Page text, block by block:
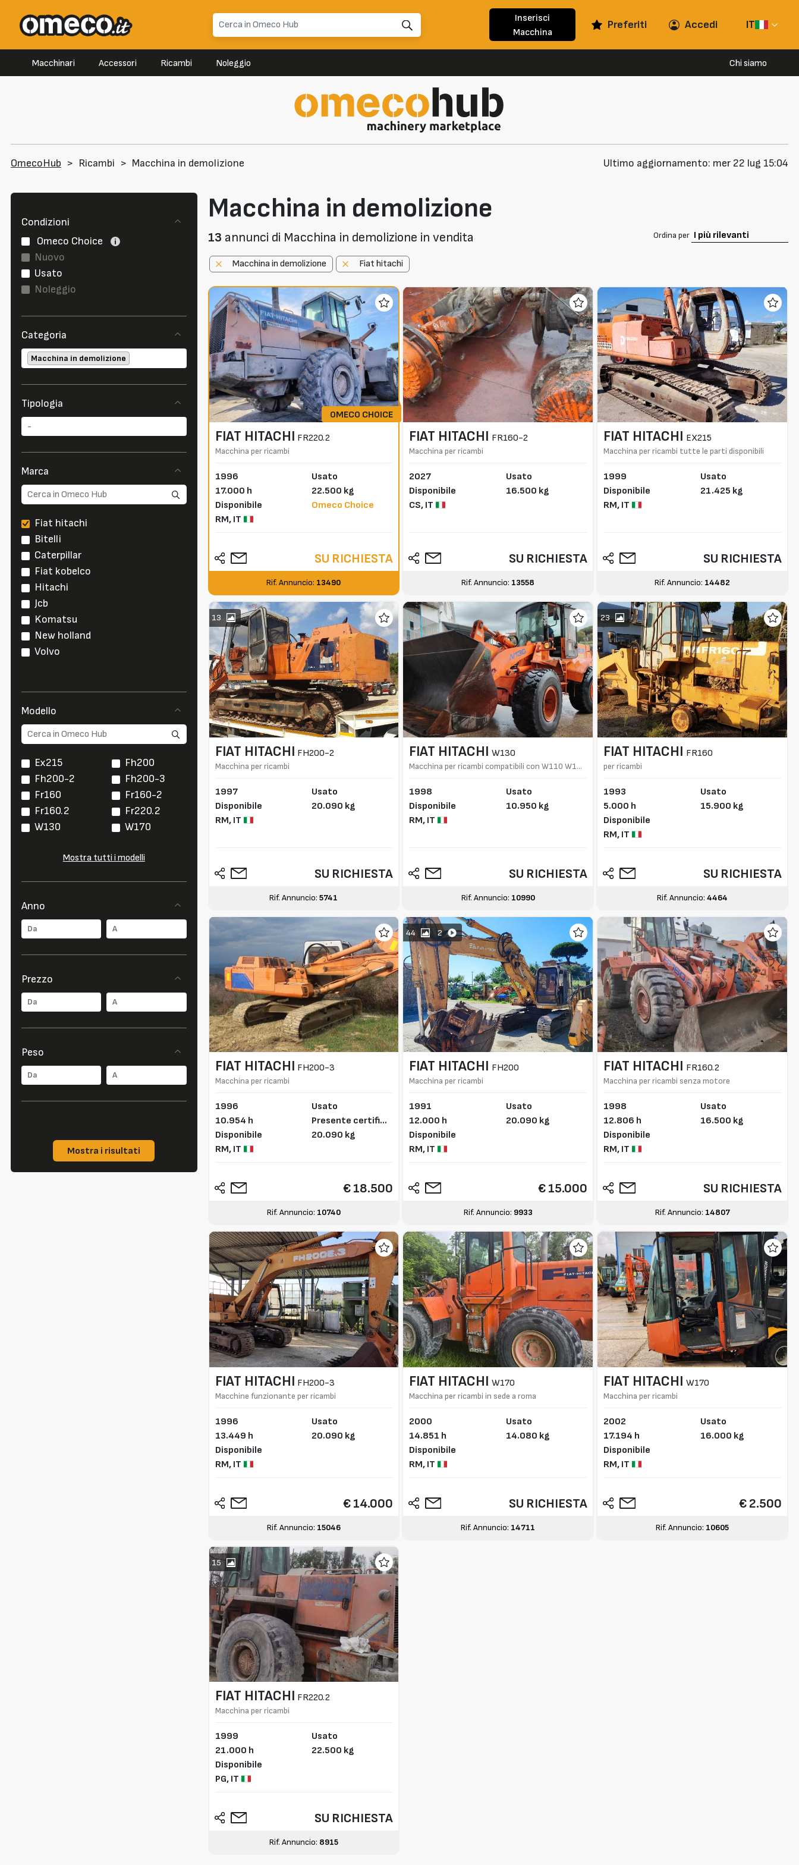
Inserisci
Macchina
Preferiti Accedi IT
Macchinari Accessori Ricambi Noleggio Chi siamo
OmecoHub > Ricambi > Macchina in demolizione Ultimo aggiornamento: mer 22 lug 15:04
Condizioni
Omeco Choice
Nuovo
Usato
Noleggio
Categoria
Macchina in demolizione
Tipologia
Marca
Fiat hitachi
Bitelli
Caterpillar
Fiat kobelco
Hitachi
Jcb
Komatsu
New holland
Volvo
Modello
Ex215
Fh200
Fh200-2
Fh200-3
Fr160
Fr160-2
Fr160.2
Fr220.2
W130
W170
Mostra tutti i modelli
Anno
Prezzo
Peso
Mostra i risultati
Macchina in demolizione
13 annunci di Macchina in demolizione in vendita Ordina per
Macchina in demolizione Fiat hitachi
OMECO CHOICE
FIAT HITACHI FR220.2
Macchina per ricambi
1996
17.000 h
Disponibile
RM,IT
Usato
22.500 kg
Omeco Choice
SU RICHIESTA
Rif. Annuncio: 13490
FIAT HITACHI FR160-2
Macchina per ricambi
2027
Disponibile
CS, IT
Usato
16.500 kg
SU RICHIESTA
Rif. Annuncio: 13558
FIAT HITACHI EX215
Macchina per ricambi tutte le parti disponibili
1999
Disponibile
RM, IT
Usato
21.425 kg
SU RICHIESTA
Rif. Annuncio: 14482
13
FIAT HITACHI FH200-2
Macchina per ricambi
1997
Disponibile
RM,IT
Usato
20.090 kg
SU RICHIESTA
Rif. Annuncio:5741
FIAT HITACHI W130
Macchina per ricambi compatibili con W110 W130
1998
Disponibile
RM, IT
Usato
10.950 kg
SU RICHIESTA
Rif. Annuncio: 10990
23
FIAT HITACHI FR160
per ricambi
1993
5.000 h
Disponibile
RM, IT
Usato
15.900 kg
SU RICHIESTA
Rif. Annuncio:4464
FIAT HITACHI FH200-3
Macchina per ricambi
1996
10.954 h
Disponibile
RM,IT
Usato
Presente certifica
to CE
20.090 kg
€ 18.500
Rif. Annuncio: 10740
44 2
FIAT HITACHI FH200
Macchina per ricambi
1991
12.000 h
Disponibile
RM, IT
Usato
20.090 kg
€ 15.000
Rif. Annuncio: 9933
FIAT HITACHI FR160.2
Macchina per ricambi senza motore
1998
12.806 h
Disponibile
RM, IT
Usato
16.500 kg
SU RICHIESTA
Rif. Annuncio: 14807
FIAT HITACHI FH200-3
Macchine funzionante per ricambi
1996
13.449 h
Disponibile
RM,IT
Usato
20.090 kg
€ 14.000
Rif. Annuncio: 15046
FIAT HITACHI W170
Macchina per ricambi in sede a roma
2000
14.851 h
Disponibile
RM, IT
Usato
14.080 kg
SU RICHIESTA
Rif. Annuncio: 14711
FIAT HITACHI W170
Macchina per ricambi
2002
17.194 h
Disponibile
RM, IT
Usato
16.000 kg
€ 2.500
Rif. Annuncio: 10605
15
FIAT HITACHI FR220.2
Macchina per ricambi
1999
21.000 h
Disponibile
PG,IT
Usato
22.500 kg
SU RICHIESTA
Rif. Annuncio: 8915